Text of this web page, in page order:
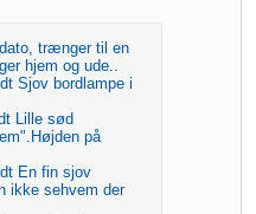
trænger til en
hjem og ude..
Sjov bordlampe i
Lille sød
på
En fin sjov
ikke sehvem der